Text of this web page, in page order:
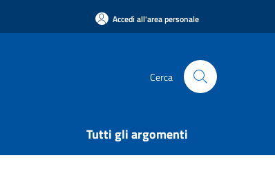
Accedi all'area personale
Cerca
Tutti gli argomenti